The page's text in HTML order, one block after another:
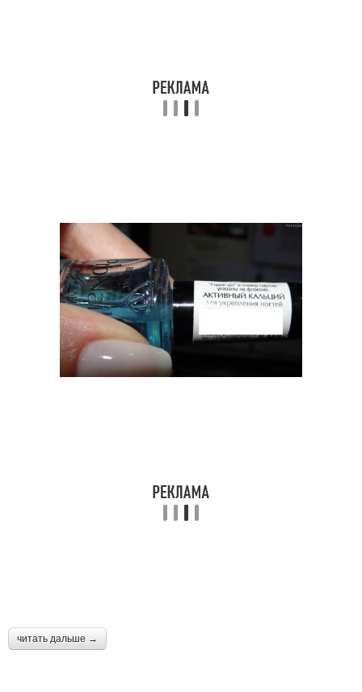
читать дальше →